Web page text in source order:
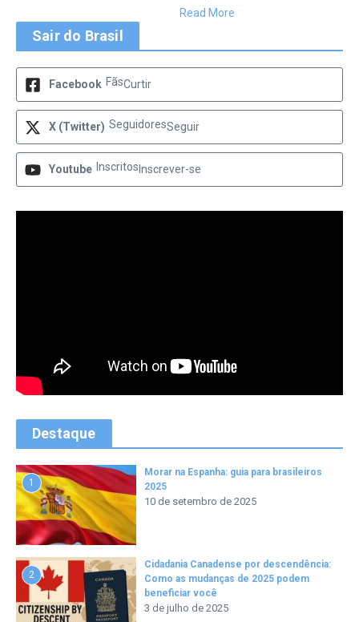
Read More
Sair do Brasil
Facebook FãsCurtir
X (Twitter) SeguidoresSeguir
Youtube Inscritos Inscrever-se
Destaque
1
Morar na Espanha: guia para brasileiros
2025
10 de setembro de 2025
2
Cidadania Canadense por descendência:
Como as mudanças de 2025 podem
beneficiar você
3 de julho de 2025